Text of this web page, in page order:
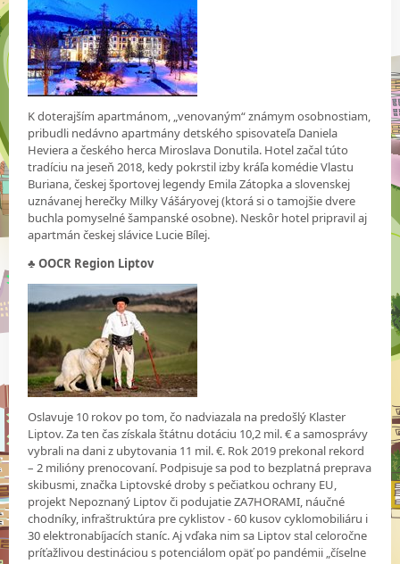
K doterajším apartmánom, „venovaným“ známym osobnostiam,
pribudli nedávno apartmány detského spisovateľa Daniela
Heviera a českého herca Miroslava Donutila. Hotel začal túto
tradíciu na jeseň 2018, kedy pokrstil izby kráľa komédie Vlastu
Buriana, českej športovej legendy Emila Zátopka a slovenskej
uznávanej herečky Milky Vášáryovej (ktorá si o tamojšie dvere
buchla pomyselné šampanské osobne). Neskôr hotel pripravil aj
apartmán českej slávice Lucie Bílej.
♣ OOCR Region Liptov
Oslavuje 10 rokov po tom, čo nadviazala na predošlý Klaster
Liptov. Za ten čas získala štátnu dotáciu 10,2 mil. € a samosprávy
vybrali na dani z ubytovania 11 mil. €. Rok 2019 prekonal rekord
– 2 milióny prenocovaní. Podpisuje sa pod to bezplatná preprava
skibusmi, značka Liptovské droby s pečiatkou ochrany EU,
projekt Nepoznaný Liptov či podujatie ZA7HORAMI, náučné
chodníky, infraštruktúra pre cyklistov - 60 kusov cyklomobiliáru i
30 elektronabíjacích staníc. Aj vďaka nim sa Liptov stal celoročne
príťažlivou destináciou s potenciálom opäť po pandémii „číselne